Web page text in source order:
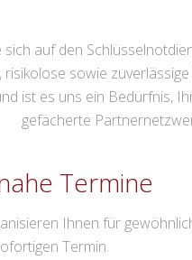
sich auf den
risikolose sowie
ist es uns ein Bedürfnis,
gefächerte
Termine
Ihnen für
Termin.